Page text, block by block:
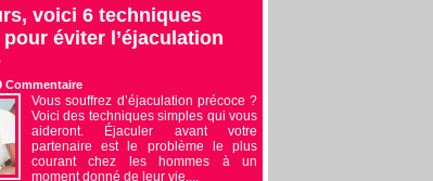
voici 6 techniques
éviter l’éjaculation
Commentaire
Vous souffrez d’éjaculation précoce ?
Voici des techniques simples qui vous
aideront. Éjaculer avant votre
partenaire est le problème le plus
courant chez les hommes à un
moment donné de leur vie....